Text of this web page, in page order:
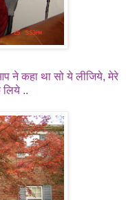
ने कहा था सो ये लीजिये, मेरे
..